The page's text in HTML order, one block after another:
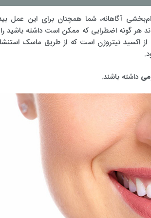
آگاهانه، شما همچنان برای این عمل
هر گونه اضطرابی که ممکن است داشته باشید را
از اکسید نیتروژن است که از طریق ماسک
داشته باشند.